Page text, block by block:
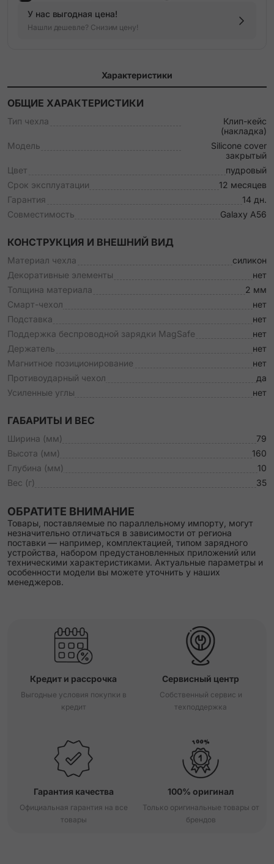
У нас выгодная цена!
Нашли дешевле? Снизим цену!
Характеристики
ОБЩИЕ ХАРАКТЕРИСТИКИ
Тип чехла
Клип-кейс
(накладка)
Модель
Silicone cover
закрытый
Цвет
пудровый
Срок эксплуатации
12 месяцев
Гарантия
14 дн.
Совместимость
Galaxy A56
КОНСТРУКЦИЯ И ВНЕШНИЙ ВИД
Материал чехла
силикон
Декоративные элементы
нет
Толщина материала
2 мм
Смарт-чехол
нет
Подставка
нет
Поддержка беспроводной зарядки MagSafe
нет
Держатель
нет
Магнитное позиционирование
нет
Противоударный чехол
да
Усиленные углы
нет
ГАБАРИТЫ И ВЕС
Ширина (мм)
79
Высота (мм)
160
Глубина (мм)
10
Вес (г)
35
ОБРАТИТЕ ВНИМАНИЕ
Товары, поставляемые по параллельному импорту, могут
незначительно отличаться в зависимости от региона
поставки — например, комплектацией, типом зарядного
устройства, набором предустановленных приложений или
техническими характеристиками. Актуальные параметры и
особенности модели вы можете уточнить у наших
менеджеров.
Кредит и рассрочка
Выгодные условия покупки в
кредит
Сервисный центр
Собственный сервис и
техподдержка
Гарантия качества
Официальная гарантия на все
товары
100% оригинал
Только оригинальные товары от
брендов